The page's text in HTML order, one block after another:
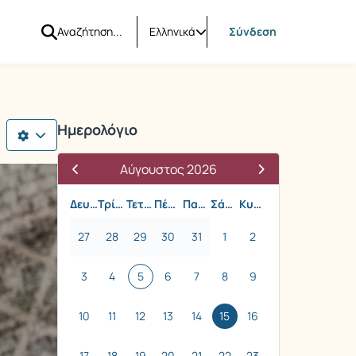
Ελληνικά Σύνδεση
Ημερολόγιο
Αύγουστος 2026
Δευτέρα Τρίτη Τετάρτη Πέμπτη Παρασκευή Σάββατο Κυριακή
27 28 29 30 31 1 2
3 4 5 6 7 8 9
10 11 12 13 14 15 16